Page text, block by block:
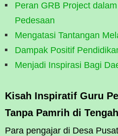
Peran GRB Project
Pedesaan
Mengatasi Tantangan
Dampak Positif
Menjadi Inspirasi Bagi
Kisah Inspiratif Guru
Tanpa Pamrih di
Para pengajar di Desa